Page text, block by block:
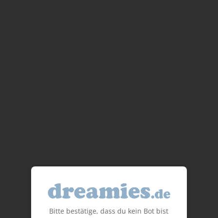
Bitte bestätige, dass du kein Bot bist